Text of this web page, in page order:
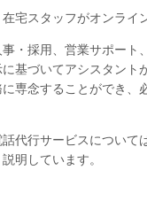
宅スタッフがオンライ
・採用、営業サポート
基づいてアシスタント
専念することができ
代行サービスについては
明しています。